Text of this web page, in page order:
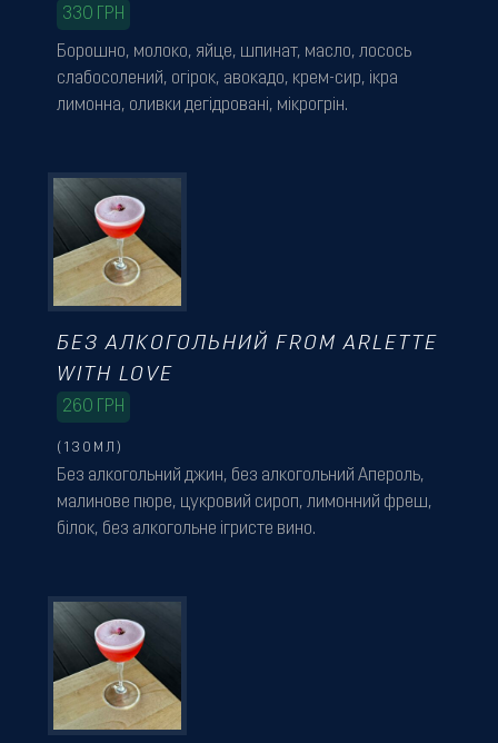
Борошно, молоко, яйце, шпинат, масло, лосось
слабосолений, огірок, авокадо, крем-сир, ікра
лимонна, оливки дегідровані, мікрогрін.
330 ГРН
Без алкогольний джин, без алкогольний Апероль,
малинове пюре, цукровий сироп, лимонний фреш,
білок, без алкогольне ігристе вино.
(130МЛ)
БЕЗ АЛКОГОЛЬНИЙ FROM ARLETTE
WITH LOVE
260 ГРН